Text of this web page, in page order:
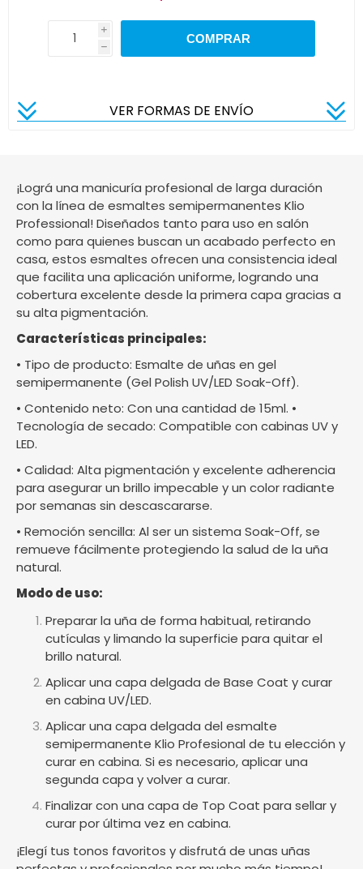
i
h
VER FORMAS DE ENVÍO
¡Lográ una manicuría profesional de larga duración
con la línea de esmaltes semipermanentes Klio
Professional! Diseñados tanto para uso en salón
como para quienes buscan un acabado perfecto en
casa, estos esmaltes ofrecen una consistencia ideal
que facilita una aplicación uniforme, logrando una
cobertura excelente desde la primera capa gracias a
su alta pigmentación.
Características principales:
• Tipo de producto: Esmalte de uñas en gel
semipermanente (Gel Polish UV/LED Soak-Off).
• Contenido neto: Con una cantidad de 15ml. •
Tecnología de secado: Compatible con cabinas UV y
LED.
• Calidad: Alta pigmentación y excelente adherencia
para asegurar un brillo impecable y un color radiante
por semanas sin descascararse.
• Remoción sencilla: Al ser un sistema Soak-Off, se
remueve fácilmente protegiendo la salud de la uña
natural.
Modo de uso:
Preparar la uña de forma habitual, retirando
cutículas y limando la superficie para quitar el
brillo natural.
Aplicar una capa delgada de Base Coat y curar
en cabina UV/LED.
Aplicar una capa delgada del esmalte
semipermanente Klio Profesional de tu elección y
curar en cabina. Si es necesario, aplicar una
segunda capa y volver a curar.
Finalizar con una capa de Top Coat para sellar y
curar por última vez en cabina.
¡Elegí tus tonos favoritos y disfrutá de unas uñas